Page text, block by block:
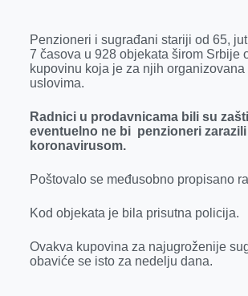
b
o
e
n
e
r
e
d
r
s
A
Penzioneri i sugrađani stariji od 65,
7 časova u 928 objekata širom Srbije
kupovinu koja je za njih
uslovima.
Radnici u prodavnicama bili su
eventuelno ne bi penzioneri zarazili
koronavirusom.
Poštovalo se međusobno propisano
Kod objekata je bila prisutna policija.
Ovakva kupovina za najugroženije
obaviće se isto za nedelju dana.